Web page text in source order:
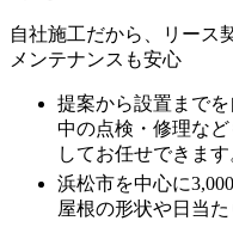
自社施工だから、リース
メンテナンスも安心
提案から設置までを
中の点検・修理な
してお任せできます
浜松市を中心に
屋根の形状や日当